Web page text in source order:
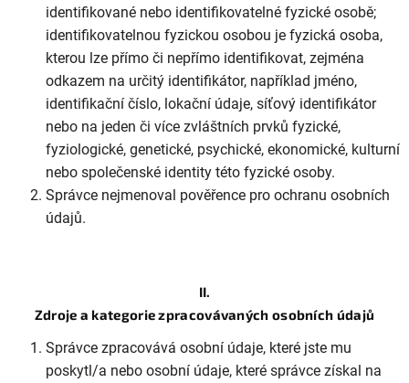
identifikované nebo identifikovatelné fyzické osobě;
identifikovatelnou fyzickou osobou je fyzická osoba,
kterou lze přímo či nepřímo identifikovat, zejména
odkazem na určitý identifikátor, například jméno,
identifikační číslo, lokační údaje, síťový identifikátor
nebo na jeden či více zvláštních prvků fyzické,
fyziologické, genetické, psychické, ekonomické, kulturní
nebo společenské identity této fyzické osoby.
Správce nejmenoval pověřence pro ochranu osobních
údajů.
II.
Zdroje a kategorie zpracovávaných osobních údajů
Správce zpracovává osobní údaje, které jste mu
poskytl/a nebo osobní údaje, které správce získal na